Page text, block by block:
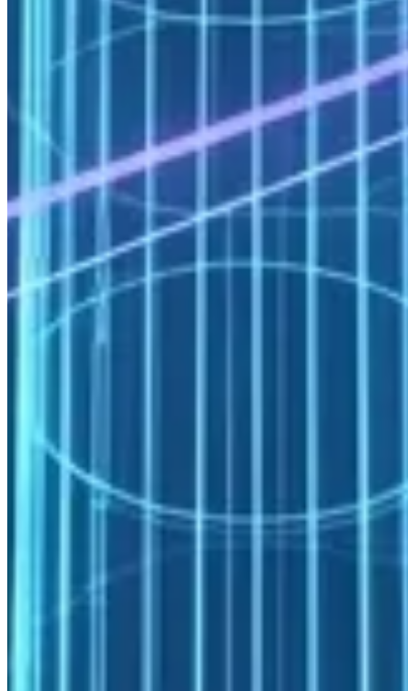
Fotovoltaik panel performansı sıcaklıkla önemli ölçüde değişir: her
1°C artış, verimde yaklaşık %0,4–0,5 düşüşe karşılık gelir. Panel
arkası soğutma tasarımı (aktif soğutma, hava kanalı geometrisi) ve
tam saha ısı dağılım analizi, ANSYS Fluent veya STAR-CCM+ ile
İnverter soğutma tasarımı güç yoğunluğunun artmasıyla birlikte
kritikleşmektedir. Modül düzeyinde elektrotermal simülasyonlar ve
soğutma plakası akış optimizasyonu, otomotiv batarya termal
yönetimiyle benzer iş yükü profili taşır.
Büyük ölçekli güneş çiftliklerinin enerji verimi tahminleri için
parçacık izleme (ray tracing) ve atmosferik radyasyon modelleri
kullanılır. Bu hesaplamalar genellikle mevsimsel ve saatsel iklim veri
setleriyle birleştirildiğinde istatistiksel örnekleme yöntemleri
gerektirir — doğrudan job array tabanlı paralel yaklaşımla çözülür.
Hidrojen: Yakıt Hücresi ve Elektrolizer Simülasyonu
Yeşil hidrojen, Türkiye’nin uzun vadeli enerji dönüşüm hedefleri
içindeki stratejik bileşenlerden biridir. Hem PEM (Proton Exchange
dağılımını ve membran üzerindeki nem-ısı-reaksiyon dengelerini
modellemek için CFD araçları kullanır. OpenFOAM’ın
elektrokimyasal modülleri ve ANSYS Fluent’in fuel cell modeli bu
amaç için özelleşmiş çözücüler sunar.
Elektrolizer optimizasyonunda ise elektrot yüzey geometrisi,
kabarcık dinamiği ve membran geçirgenliği birlikte incelenir. Bu çok
128 çekirdekte haftalarca süren parametrik çalışmalar için otomatik